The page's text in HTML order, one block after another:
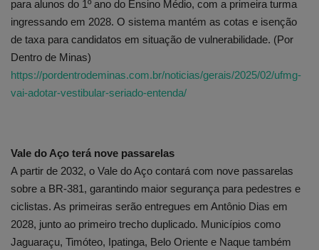
para alunos do 1º ano do Ensino Médio, com a primeira turma
ingressando em 2028. O sistema mantém as cotas e isenção
de taxa para candidatos em situação de vulnerabilidade. (Por
Dentro de Minas)
https://pordentrodeminas.com.br/noticias/gerais/2025/02/ufmg-
vai-adotar-vestibular-seriado-entenda/
Vale do Aço terá nove passarelas
A partir de 2032, o Vale do Aço contará com nove passarelas
sobre a BR-381, garantindo maior segurança para pedestres e
ciclistas. As primeiras serão entregues em Antônio Dias em
2028, junto ao primeiro trecho duplicado. Municípios como
Jaguaraçu, Timóteo, Ipatinga, Belo Oriente e Naque também